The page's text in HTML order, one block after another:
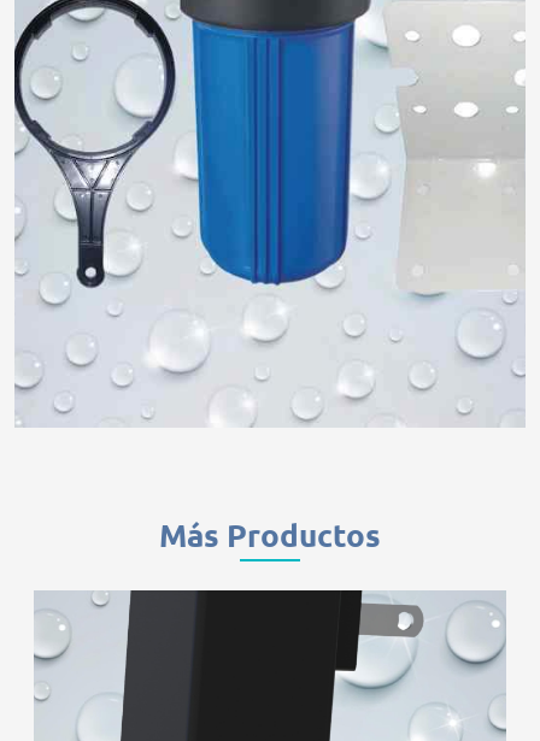
Más Productos